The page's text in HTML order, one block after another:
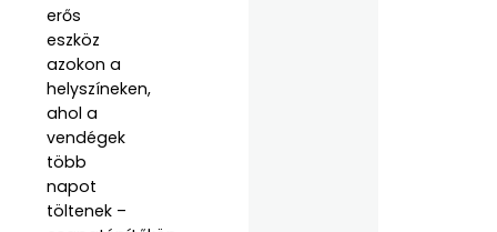
erős
eszköz
azokon a
helyszíneken,
ahol a
vendégek
több
napot
töltenek –